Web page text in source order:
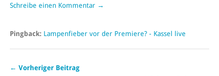
Schreibe einen Kommentar →
Pingback: Lampenfieber vor der Premiere? - Kassel live
← Vorheriger Beitrag